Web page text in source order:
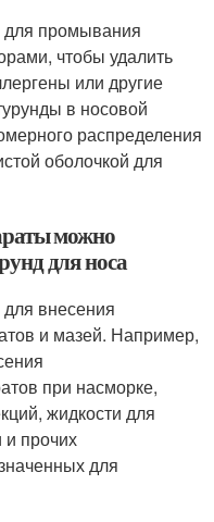
для промывания
чтобы удалить
или другие
в носовой
распределения
оболочкой для
можно
для носа
внесения
и мазей. Например,
при насморке,
жидкости для
и прочих
для